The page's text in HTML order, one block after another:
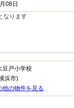
08日
なります
豆戸小学校
浜市)
他の物件を見る